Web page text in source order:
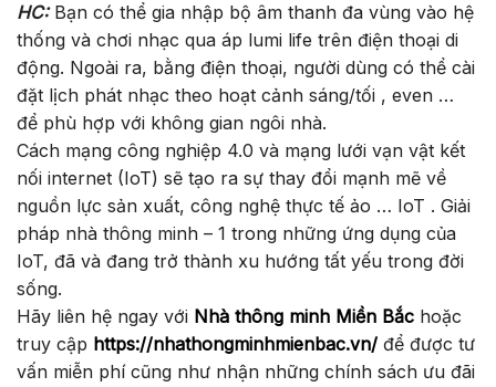
HC:Bạn có thể gia nhập bộ âm thanh đa vùng vào hệ
thống và chơi nhạc qua áp lumi life trên điện thoại di
động. Ngoài ra, bằng điện thoại, người dùng có thể cài
đặt lịch phát nhạc theo hoạt cảnh sáng/tối , even …
để phù hợp với không gian ngôi nhà.
Cách mạng công nghiệp 4.0 và mạng lưới vạn vật kết
nối internet (IoT) sẽ tạo ra sự thay đổi mạnh mẽ về
nguồn lực sản xuất, công nghệ thực tế ảo … IoT . Giải
pháp nhà thông minh – 1 trong những ứng dụng của
IoT, đã và đang trở thành xu hướng tất yếu trong đời
sống.
Hãy liên hệ ngay với Nhà thông minh Miền Bắc hoặc
truy cập https://nhathongminhmienbac.vn/ để được tư
vấn miễn phí cũng như nhận những chính sách ưu đãi